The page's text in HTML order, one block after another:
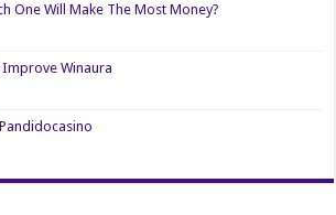
One Will Make The Most Money?
Winaura